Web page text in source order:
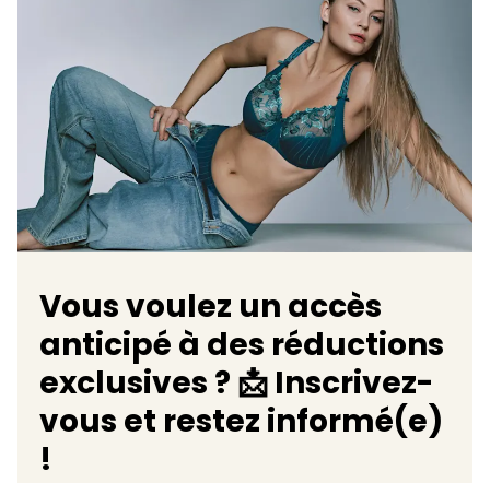
Vous voulez un accès
anticipé à des réductions
exclusives ? 📩 Inscrivez-
vous et restez informé(e)
!